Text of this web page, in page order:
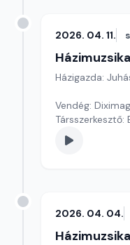
2026. 04. 11.
Házigazda:
Vendég:
Társszerkesztő:
2026. 04. 04.